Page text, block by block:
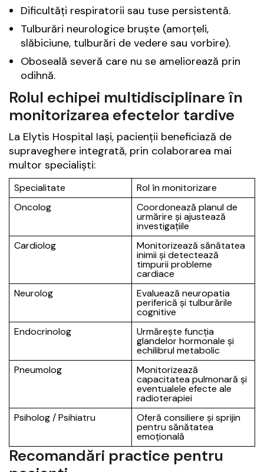
Dificultăți respiratorii sau tuse persistentă.
Tulburări neurologice bruște (amorțeli,
slăbiciune, tulburări de vedere sau vorbire).
Oboseală severă care nu se ameliorează prin
odihnă.
Rolul echipei multidisciplinare în
monitorizarea efectelor tardive
La Elytis Hospital Iași, pacienții beneficiază de
supraveghere integrată, prin colaborarea mai
multor specialiști:
Specialitate
Rol în monitorizare
Oncolog
Coordonează planul de
urmărire și ajustează
investigațiile
Cardiolog
Monitorizează sănătatea
inimii și detectează
timpurii probleme
cardiace
Neurolog
Evaluează neuropatia
periferică și tulburările
cognitive
Endocrinolog
Urmărește funcția
glandelor hormonale și
echilibrul metabolic
Pneumolog
Monitorizează
capacitatea pulmonară și
eventualele efecte ale
radioterapiei
Psiholog / Psihiatru
Oferă consiliere și sprijin
pentru sănătatea
emoțională
Recomandări practice pentru